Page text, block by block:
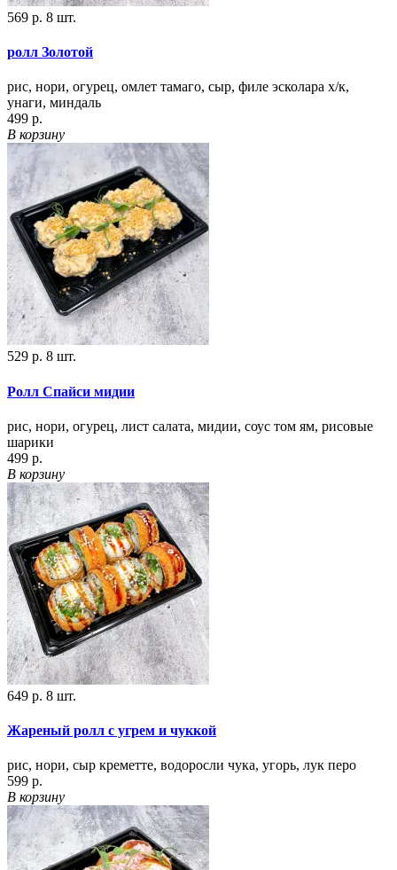
569 р. 8 шт.
ролл Золотой
рис, нори, огурец, омлет тамаго, сыр, филе эсколара х/к,
унаги, миндаль
499 р.
В корзину
529 р. 8 шт.
Ролл Спайси мидии
рис, нори, огурец, лист салата, мидии, соус том ям, рисовые
шарики
499 р.
В корзину
649 р. 8 шт.
Жареный ролл с угрем и чуккой
рис, нори, сыр креметте, водоросли чука, угорь, лук перо
599 р.
В корзину